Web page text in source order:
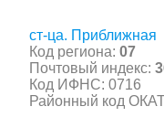
ст-ца. Приближная
Код региона: 07
Почтовый индекс:
Код ИФНС: 0716
Районный код